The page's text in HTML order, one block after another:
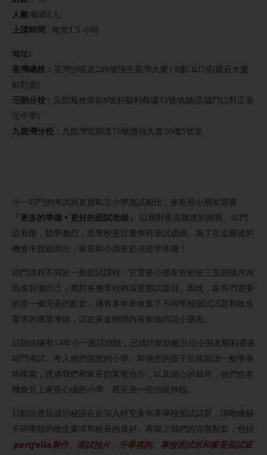
人數:每班6人
上課時間 : 每堂1.5 小時
地址:
荃灣總校： 荃灣沙咀道289號恆生荃灣大廈13樓C&D室(寶石大廈
斜對面)
元朗分校 ：元朗鳳攸南街9號好順利商場73號地舖(店舖門口對正基
元中學)
九龍灣分校 ：九龍灣宏開道16號德福大廈20樓5號室
小一叩門的考試與直資私立小學面試相比，家長和小朋友需要
「更多的準備 • 更好的面試老師」 以應對更高難度的挑戰。叩門
位有限，競爭激烈，而學校更注重學科筆試成績。為了在這最後的
機會中脫穎而出，家長和小朋友必須提早準備！
叩門課程不同於一般面試課程，它需要小朋友在短短三至四個月內
迅速裝備自己，應對各種學校的深度面試題目。因此，家長們需要
的是一個完善的配套，擁有多年來收集了不同學校面試試題和收生
要求的專業導師，以在黃金時間內有效地培訓小朋友。
日朗坊擁有14年小一面試經驗，已成功幫助數百位小朋友順利通過
叩門考試，考入他們理想的小學。即便您的孩子目前就讀一般學券
幼稚園，透過我們和家長的緊密合作，以及細心的栽培，他們也有
機會升上家長心儀的小學，甚至是一些頂級神校。
日朗坊歷屆成功秘訣在於深入研究多年來學校面試試題，清晰瞭解
不同學校的收生要求和校長的喜好。再加上我們的完善配套，包括
portfolio製作、面試拍片、升學咨詢、專校面試班和家長面試班